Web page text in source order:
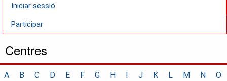
Iniciar sessió
Participar
Centres
A B C D E F G H I J K L M N
O